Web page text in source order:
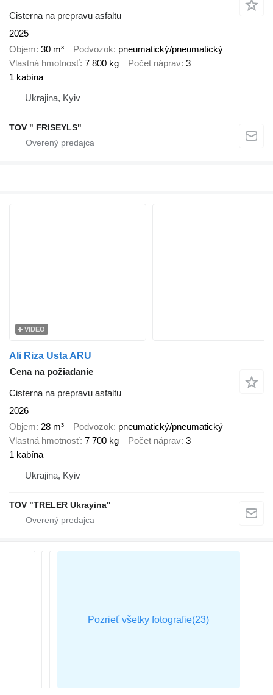
Cisterna na prepravu asfaltu
2025
Objem 30 m³ Podvozok pneumatický/pneumatický
Vlastná hmotnosť 7 800 kg Počet náprav 3
1 kabína
Ukrajina, Kyiv
TOV " FRISEYLS"
VIDEO
Ali Riza Usta ARU
Cena na požiadanie
Cisterna na prepravu asfaltu
2026
Objem 28 m³ Podvozok pneumatický/pneumatický
Vlastná hmotnosť 7 700 kg Počet náprav 3
1 kabína
Ukrajina, Kyiv
TOV "TRELER Ukrayina"